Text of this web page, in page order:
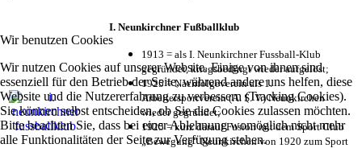
Wir benutzen Cookies
Wir nutzen Cookies auf unserer Website. Einige von ihnen sind
essenziell für den Betrieb der Seite, während andere uns helfen, diese
Website und die Nutzererfahrung zu verbessern (Tracking Cookies).
Sie können selbst entscheiden, ob Sie die Cookies zulassen möchten.
Bitte beachten Sie, dass bei einer Ablehnung womöglich nicht mehr
alle Funktionalitäten der Seite zur Verfügung stehen.
I. Neunkirchner Fußballklub
1913 = als I. Neunkirchner Fussball-Klub
gegründet, kriegsbedingt wieder aufgelöst;
1925 = Nachfolgeverein als 1.
Arbeitersportverein (A. S. V.) Neunkirchen
wieder gegründet;
1925 = kurz darauf Fusion mit dem Sport Club
„Bewegung“ Neunkirchen von 1920 zum Sport